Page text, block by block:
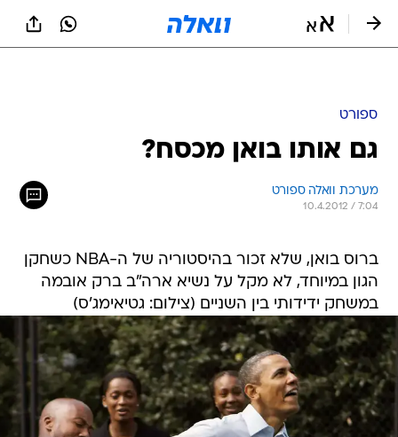
ספורט
גם אותו בואן מכסח?
מערכת וואלה ספורט
10.4.2012 / 7:04
ברוס בואן, שלא זכור בהיסטוריה של ה-NBA כשחקן
הגון במיוחד, לא מקל על נשיא ארה"ב ברק אובמה
במשחק ידידותי בין השניים (צילום: גטיאימג'ס)